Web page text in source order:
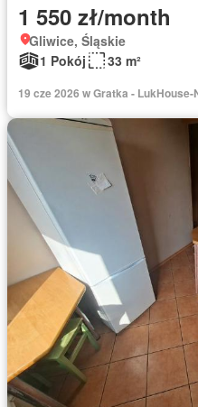
1 550 zł/month
Gliwice, Śląskie
1 Pokój
33 m²
19 cze 2026 w Gratka -